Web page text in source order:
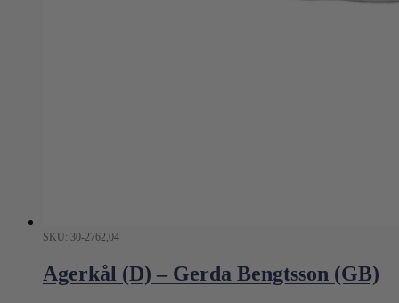
SKU: 30-2762,04
Agerkål (D) – Gerda Bengtsson (GB)